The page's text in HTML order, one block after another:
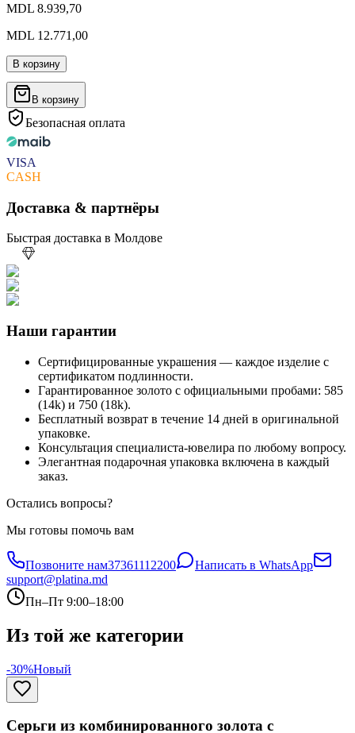
MDL 8.939,70
MDL 12.771,00
В корзину
В корзину
Безопасная оплата
VISA
CASH
Доставка & партнёры
Быстрая доставка в Молдове
Наши гарантии
Сертифицированные украшения — каждое изделие с
сертификатом подлинности.
Гарантированное золото с официальными пробами: 585
(14k) и 750 (18k).
Бесплатный возврат в течение 14 дней в оригинальной
упаковке.
Консультация специалиста-ювелира по любому вопросу.
Элегантная подарочная упаковка включена в каждый
заказ.
Остались вопросы?
Мы готовы помочь вам
Позвоните нам37361112200
Написать в WhatsApp
support@platina.md
Пн–Пт 9:00–18:00
Из той же категории
-30%Новый
Серьги из комбинированного золота с